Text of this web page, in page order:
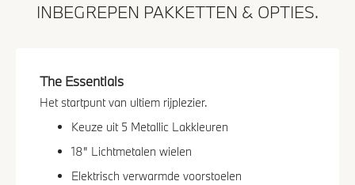
INBEGREPEN PAKKETTEN & OPTIES.
The Essentials
Het startpunt van ultiem rijplezier.
Keuze uit 5 Metallic Lakkleuren
18" Lichtmetalen wielen
Elektrisch verwarmde voorstoelen